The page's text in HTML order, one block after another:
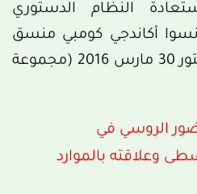
النظام الدستوري
أكاندجي كومبي منسق
مجموعة الدفاع عن دستور 30 مارس 2016 (مجموعة
الروسي في
وعلاقته بالموارد